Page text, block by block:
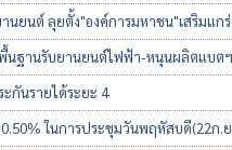
านยนต์ ลุยตั้ง"องค์การมหาชน"เสริมแก
พื้นฐานรับยานยนต์ไฟฟ้า-หนุนผลิตแบต
กันรายได้ระยะ 4
ในการประชุมวันพฤหัสบดี(22ก.